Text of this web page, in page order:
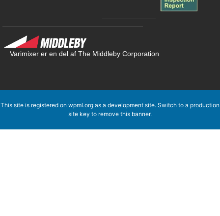
Varimixer er en del af The Middleby Corporation
This site is registered on wpml.org as a development site. Switch to a production
site key to remove this banner.